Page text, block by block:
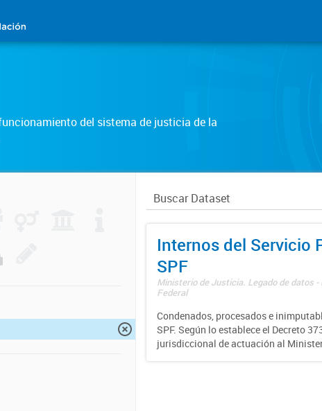
del sistema de justicia de la
Internos del Servicio
SPF
Ministerio de Justicia. Legado de datos
Federal
Condenados, procesados e
SPF. Según lo establece el Decreto
jurisdiccional de actuación al